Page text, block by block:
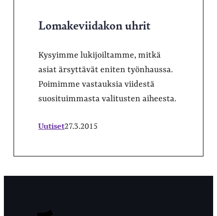
Lomakeviidakon uhrit
Kysyimme lukijoiltamme, mitkä
asiat ärsyttävät eniten työnhaussa.
Poimimme vastauksia viidestä
suosituimmasta valitusten aiheesta.
Uutiset27.3.2015